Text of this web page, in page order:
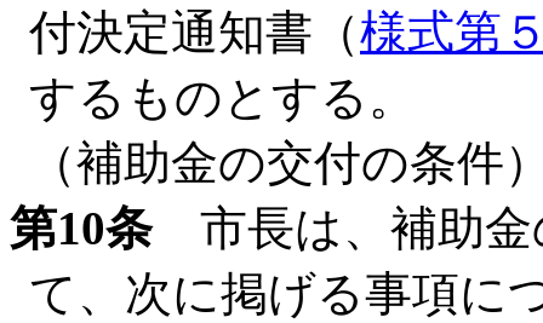
付決定通知書（様式第
するものとする。
（補助金の交付の条件
第10条市長は、補助金
て、次に掲げる事項に